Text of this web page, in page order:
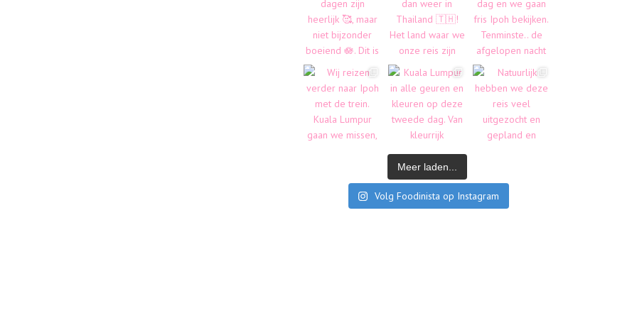
Meer laden...
Volg Foodinista op Instagram